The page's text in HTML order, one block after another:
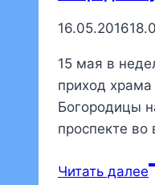
16.05.2016
15 мая в
приход
Богородицы
проспекте во
Читать далее